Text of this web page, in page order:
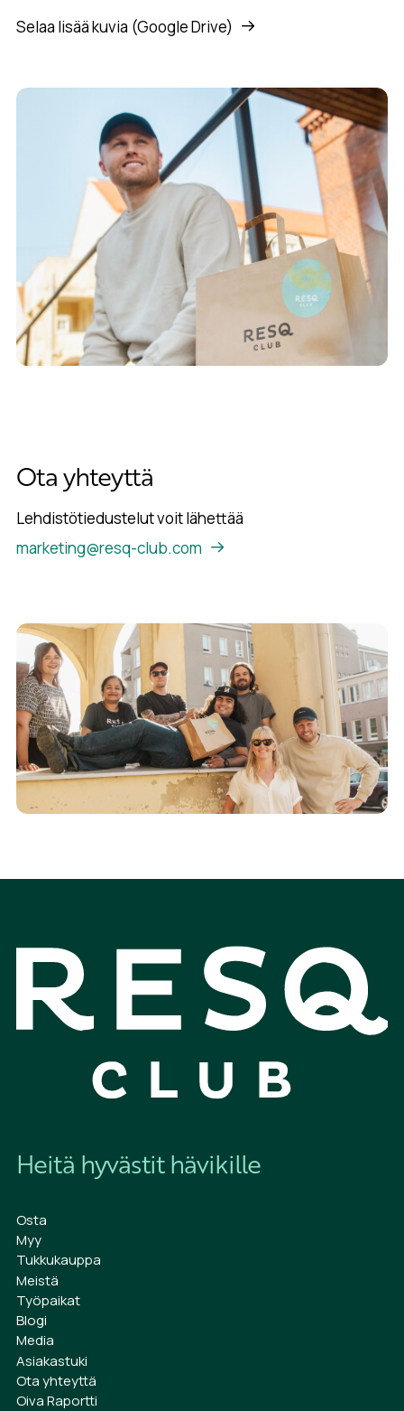
Selaa lisää kuvia (Google Drive)
Ota yhteyttä
Lehdistötiedustelut voit lähettää
marketing@resq-club.com
Heitä hyvästit hävikille
Osta
Myy
Tukkukauppa
Meistä
Työpaikat
Blogi
Media
Asiakastuki
Ota yhteyttä
Oiva Raportti